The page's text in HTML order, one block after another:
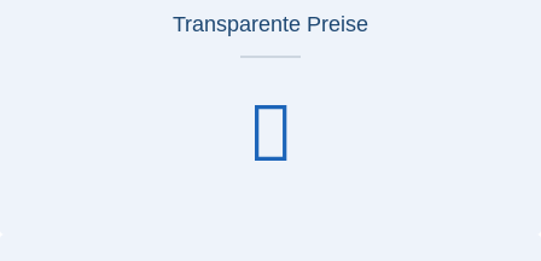
Transparente Preise